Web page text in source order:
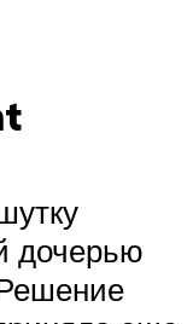
дочерью